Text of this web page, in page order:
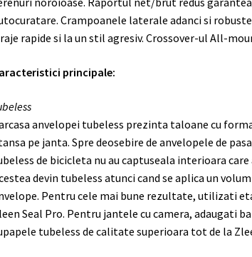
Crampoanele laterale adanci si
rapide si la un stil agresiv. Crossover-ul All-
principale:
anvelopei tubeless prezinta taloane cu
pe janta. Spre deosebire de anvelopele de
de bicicleta nu au captuseala interioara
devin tubeless atunci cand se aplica un
Pentru cele mai bune rezultate, utilizati
Seal Pro. Pentru jantele cu camera, adaugati
tubeless de calitate superioara tot de la